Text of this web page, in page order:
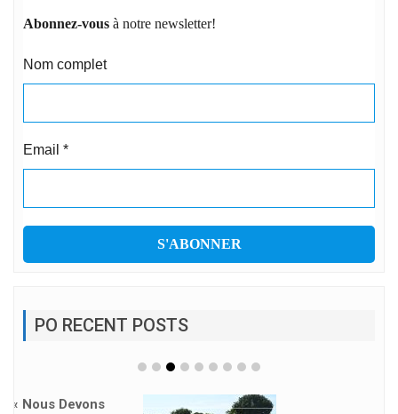
Abonnez-vous à notre newsletter!
Nom complet
Email *
PO RECENT POSTS
Au Soudan Du Sud, L’espéra